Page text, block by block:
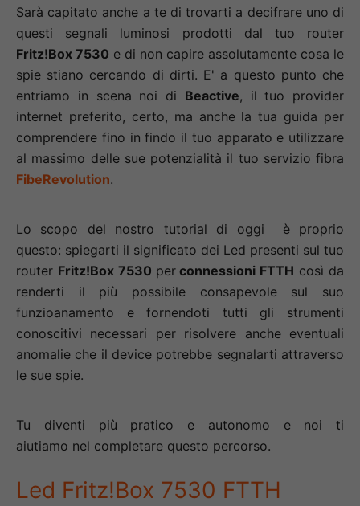
Sarà capitato anche a te di trovarti a decifrare uno di
questi segnali luminosi prodotti dal tuo router
Fritz!Box 7530 e di non capire assolutamente cosa le
spie stiano cercando di dirti. E' a questo punto che
entriamo in scena noi di Beactive, il tuo provider
internet preferito, certo, ma anche la tua guida per
comprendere fino in findo il tuo apparato e utilizzare
al massimo delle sue potenzialità il tuo servizio fibra
FibeRevolution.
Lo scopo del nostro tutorial di oggi è proprio
questo: spiegarti il significato dei Led presenti sul tuo
router Fritz!Box 7530 perconnessioni FTTH così da
renderti il più possibile consapevole sul suo
funzioanamento e fornendoti tutti gli strumenti
conoscitivi necessari per risolvere anche eventuali
anomalie che il device potrebbe segnalarti attraverso
le sue spie.
Tu diventi più pratico e autonomo e noi ti
aiutiamo nel completare questo percorso.
Led Fritz!Box 7530 FTTH